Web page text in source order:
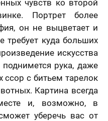
чувств ко второй
Портрет более
он не выцветает и
требует куда больших
искусства
рука, даже
с битьем тарелок
Картина всегда
и, возможно, в
уберечь вас от